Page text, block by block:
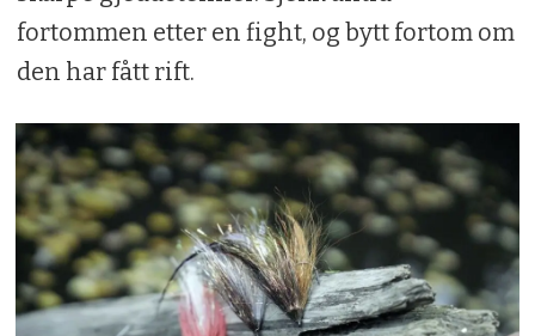
fortommen etter en fight, og bytt fortom om
den har fått rift.